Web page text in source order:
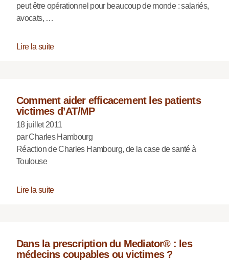
peut être opérationnel pour beaucoup de monde : salariés,
avocats, …
Lire la suite
Comment aider efficacement les patients
victimes d’AT/MP
18 juillet 2011
par Charles Hambourg
Réaction de Charles Hambourg, de la case de santé à
Toulouse
Lire la suite
Dans la prescription du Mediator® : les
médecins coupables ou victimes ?